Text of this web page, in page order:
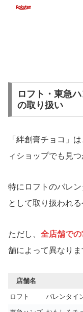
ロフト・東急
の取り扱い
「絆創膏チョコ」
ィショップでも見
特にロフトのバレ
として取り扱われる
ただし、 全店舗で
舗によって異なりま
店舗名
ロフト バレンタイ